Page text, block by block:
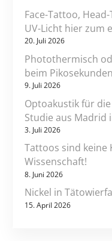
Face-Tattoo,
UV-Licht hier zum
20. Juli 2026
Photothermisch
beim
9. Juli 2026
Optoakustik für
Studie aus Madrid
3. Juli 2026
Tattoos sind keine
Wissenschaft!
8. Juni 2026
Nickel in
15. April 2026